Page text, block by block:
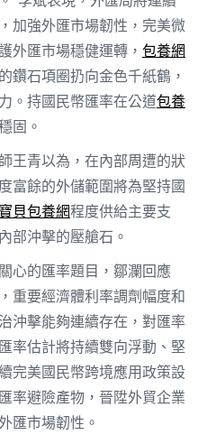
加強外匯市場韌性，完美微
外匯市場穩健運轉， 包養網
鑽石項圈扔向金色千紙鶴，
。持國民幣匯率在公道包養
固。
王青以為，在內部周遭的狀
富餘的外儲範圍將為堅持國
貝包養網程度供給主要支
部沖擊的壓艙石。
心的匯率題目，鄒瀾回應
重要經濟體利率調劑幅度和
沖擊能夠連續存在，對匯率
率估計將持續雙向浮動、堅
完美國民幣跨境應用政策設
率避險產物，晉陞外貿企業
匯市場韌性。